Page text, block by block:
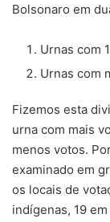
Bolsonaro em
Urnas com
Urnas com
Fizemos esta
urna com mais
menos votos.
examinado em
os locais de
indígenas, 19